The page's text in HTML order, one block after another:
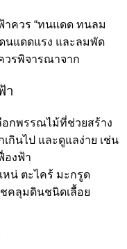
ควร “ทนแดด ทนลม
นแดดแรง และลมพัด
วรพิจารณาจาก
า
อกพรรณไม้ที่ช่วยสร้าง
กินไป และดูแลง่าย เช่น
องฟ้า
หน่ ตะไคร้ มะกรูด
คลุมดินชนิดเลื้อย